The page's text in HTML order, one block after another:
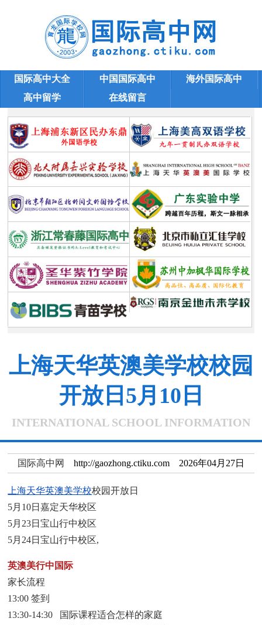
国际高中学校
国际高中大全 中国国际高中
海外国际高中
高中留学
在线留言
上海天华英澳美学校校园
开放日5月10日
INTERNATIONAL SCHOOL INFORMATION
国际高中网 http://gaozhong.ctiku.com 2026年04月27日
上海天华英澳美学校校园开放日
5月10日嘉定天华校区
5月23日宝山行中校区
5月24日宝山行中校区,
英澳美行中国际
家长流程
13:00 签到
13:30-14:30 国际课程适合怎样的家庭